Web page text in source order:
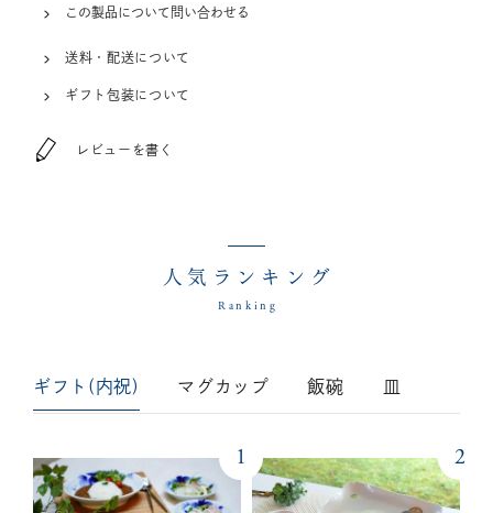
この製品について問い合わせる
送料・配送について
ギフト包装について
レビューを書く
人気ランキング
Ranking
ギフト(内祝) マグカップ 飯碗 皿
1 2